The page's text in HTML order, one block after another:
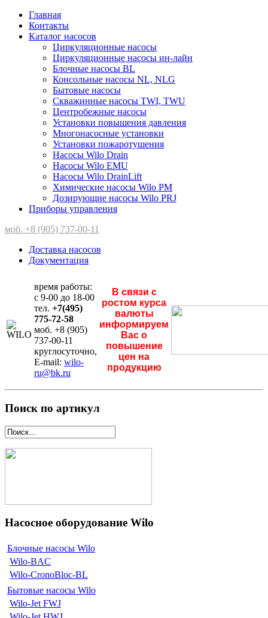
Главная
Контакты
Каталог насосов
Циркуляционные насосы
Циркуляционные насосы ин-лайн
Блочные насосы BL
Консольные насосы NL, NLG
Бытовые насосы
Скважинные насосы TWI, TWU
Центробежные насосы
Установки повышения давления
Многонасосные установки
Установки пожаротушения
Насосы Wilo Drain
Насосы Wilo EMU
Насосы Wilo DrainLift
Химические насосы Wilo PM
Дозирующие насосы Wilo PRJ
Приборы управления
моб. +8 (905) 737-00-11
Доставка насосов
Документация
время работы:
с 9-00 до 18-00
тел. +7(495)
775-72-58
моб. +8 (905)
737-00-11
круглосуточно,
E-mail: wilo-
ru@bk.ru
В связи с
ростом курса
валюты
информируем
Вас о
повышение
цен на
продукцию
Поиск по артикул
Насосное оборудование Wilo
Блочные насосы Wilo
Wilo-BAC
Wilo-CronoBloc-BL
Бытовые насосы Wilo
Wilo-Jet FWJ